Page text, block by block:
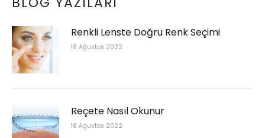
Renkli Lenste Doğru Renk Seçimi
18 Ağustos 2022
Reçete Nasıl Okunur
16 Ağustos 2022